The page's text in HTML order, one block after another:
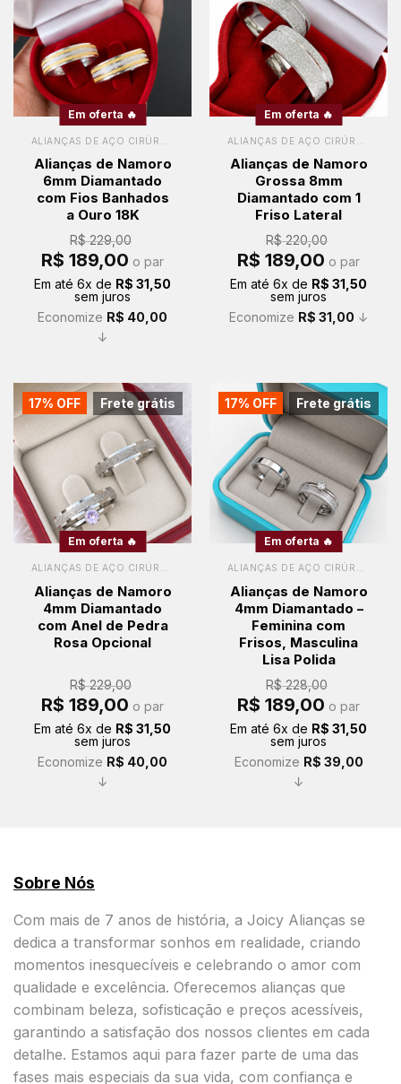
Em oferta 🔥
Alianças de Namoro
6mm Diamantado
com Fios Banhados
a Ouro 18K
R$229,00
O
preço
era:
R$ 229,00.
R$ 189,00 preço
atual
é:
R$ 189,00.
o par
Em até 6x de R$ 31,50
sem juros
Economize R$ 40,00
↓
Em oferta 🔥
Alianças de Namoro
Grossa 8mm
Diamantado com 1
Friso Lateral
R$220,00
O
preço
era:
R$ 220,00.
R$ 189,00 preço
atual
é:
R$ 189,00.
o par
Em até 6x de R$ 31,50
sem juros
Economize R$ 31,00 ↓
Frete grátis
17% OFF
Em oferta 🔥
Alianças de Namoro
4mm Diamantado
com Anel de Pedra
Rosa Opcional
R$229,00
O
preço
era:
R$ 229,00.
R$ 189,00 preço
é:
R$ 189,00.
o par
Em até 6x de R$ 31,50
sem juros
Economize R$ 40,00
↓
Frete grátis
17% OFF
Em oferta 🔥
Alianças de Namoro
4mm Diamantado –
Feminina com
Frisos, Masculina
Lisa Polida
R$228,00
O
preço
era:
R$ 228,00.
R$ 189,00 preço
é:
R$ 189,00.
o par
Em até 6x de R$ 31,50
sem juros
Economize R$ 39,00
↓
Sobre Nós
Com mais de 7 anos de história, a Joicy Alianças se
dedica a transformar sonhos em realidade, criando
momentos inesquecíveis e celebrando o amor com
qualidade e excelência. Oferecemos alianças que
combinam beleza, sofisticação e preços acessíveis,
garantindo a satisfação dos nossos clientes em cada
detalhe. Estamos aqui para fazer parte de uma das
fases mais especiais da sua vida, com confiança e